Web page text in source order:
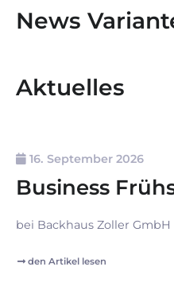
News
Aktuelles
16. September 2026
Business
bei Backhaus Zoller GmbH
den Artikel lesen